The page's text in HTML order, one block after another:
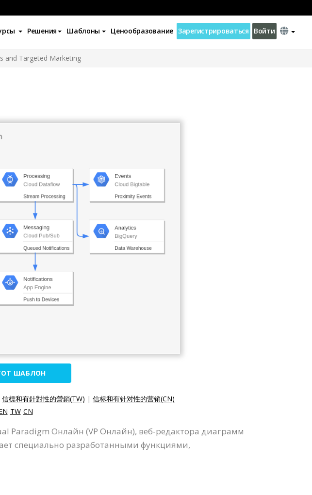
Решения Шаблоны Ценообразование Зарегистрироваться Войти
and Targeted Marketing
ШАБЛОН
信標和有針對性的營銷(TW) | 信标和有针对性的营销(CN)
TW CN
Paradigm Онлайн (VP Онлайн), веб-редактора диаграмм
специально разработанными функциями,